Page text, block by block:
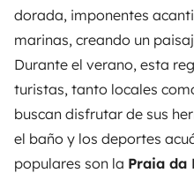
dorada, imponentes
marinas, creando un
Durante el verano, esta
turistas, tanto locales
buscan disfrutar de sus
el baño y los deportes
populares son la Praia da